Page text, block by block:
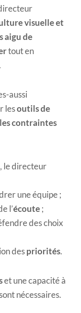
visuelle et
aigu de
tout en
aussi
lesoutils de
contraintes
le directeur
une équipe ;
l’écoute ;
des choix
des priorités
et une capacité à
nécessaires.